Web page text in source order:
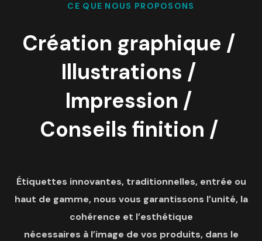
CE QUE NOUS PROPOSONS
Création graphique /
Illustrations /
Impression /
Conseils finition /
Étiquettes innovantes, traditionnelles, entrée ou
haut de gamme, nous vous garantissons l’unité, la
cohérence et l’esthétique
nécessaires à l’image de vos produits, dans le